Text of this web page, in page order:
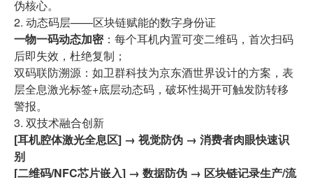
伪核心。
2. 动态码层——区块链赋能的数字身份证
一物一码动态加密：每个耳机内置可变二维码，首次扫码
后即失效，杜绝复制；
双码联防溯源：如卫群科技为京东酒世界设计的方案，表
层全息激光标签+底层动态码，破坏性揭开可触发防转移
警报。
3. 双技术融合创新
[耳机腔体激光全息区] → 视觉防伪 → 消费者肉眼快速识
别
[二维码/NFC芯片嵌入] → 数据防伪 → 区块链记录生产/流